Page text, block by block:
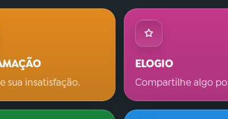
sua insatisfação.
ELOGIO
Compartilhe algo